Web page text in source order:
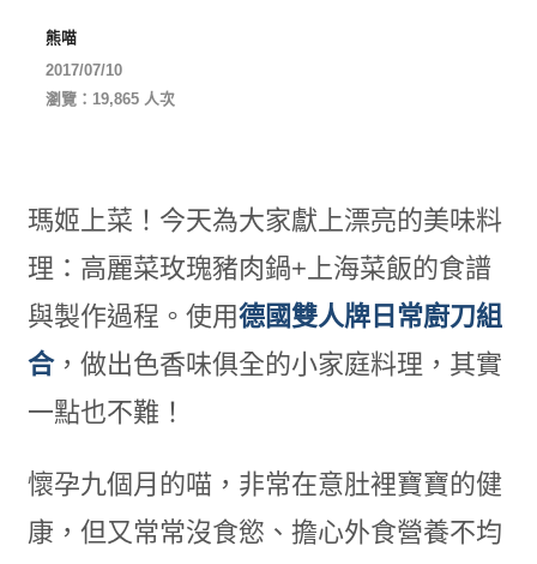
熊喵
2017/07/10
瀏覽：19,865 人次
瑪姬上菜！今天為大家獻上漂亮的美味料
理：高麗菜玫瑰豬肉鍋+上海菜飯的食譜
與製作過程。使用德國雙人牌日常廚刀組
合，做出色香味俱全的小家庭料理，其實
一點也不難！
懷孕九個月的喵，非常在意肚裡寶寶的健
康，但又常常沒食慾、擔心外食營養不均